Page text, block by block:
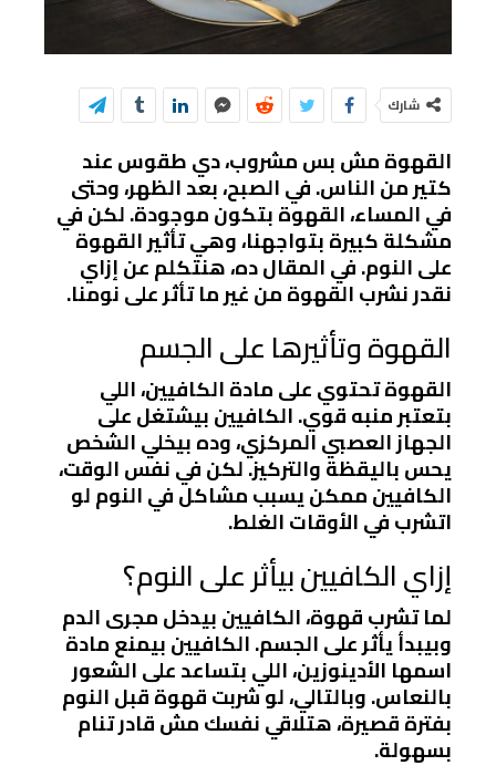
شارك
القهوة مش بس مشروب، دي طقوس عند
كتير من الناس. في الصبح، بعد الظهر، وحتى
في المساء، القهوة بتكون موجودة. لكن في
مشكلة كبيرة بتواجهنا، وهي تأثير القهوة
على النوم. في المقال ده، هنتكلم عن إزاي
نقدر نشرب القهوة من غير ما تأثر على نومنا.
القهوة وتأثيرها على الجسم
القهوة تحتوي على مادة الكافيين، اللي
بتعتبر منبه قوي. الكافيين بيشتغل على
الجهاز العصبي المركزي، وده بيخلي الشخص
يحس باليقظة والتركيز. لكن في نفس الوقت،
الكافيين ممكن يسبب مشاكل في النوم لو
اتشرب في الأوقات الغلط.
إزاي الكافيين بيأثر على النوم؟
لما تشرب قهوة، الكافيين بيدخل مجرى الدم
وبيبدأ يأثر على الجسم. الكافيين بيمنع مادة
اسمها الأدينوزين، اللي بتساعد على الشعور
بالنعاس. وبالتالي، لو شربت قهوة قبل النوم
بفترة قصيرة، هتلاقي نفسك مش قادر تنام
بسهولة.